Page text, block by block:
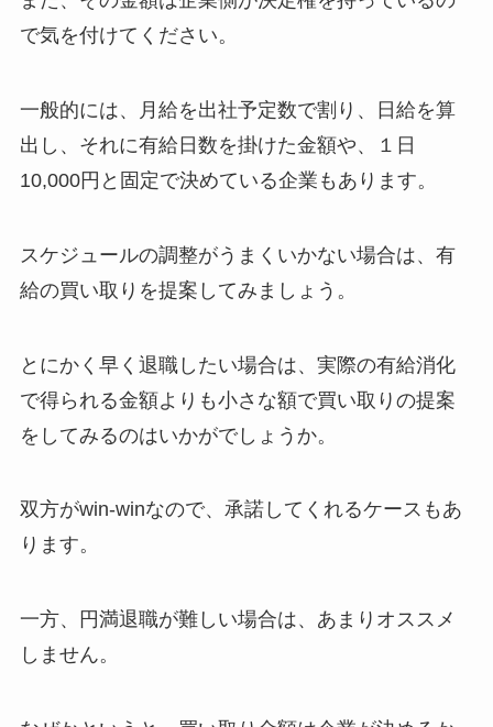
で気を付けてください。
一般的には、月給を出社予定数で割り、日給を算
出し、それに有給日数を掛けた金額や、１日
10,000円と固定で決めている企業もあります。
スケジュールの調整がうまくいかない場合は、有
給の買い取りを提案してみましょう。
とにかく早く退職したい場合は、実際の有給消化
で得られる金額よりも小さな額で買い取りの提案
をしてみるのはいかがでしょうか。
双方がwin-winなので、承諾してくれるケースもあ
ります。
一方、円満退職が難しい場合は、あまりオススメ
しません。